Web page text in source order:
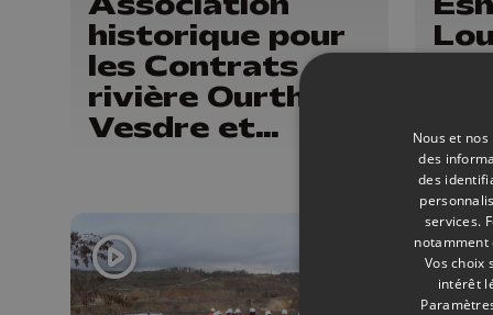
historique pour
les Contrats de
rivière Ourthe,
Vesdre et
Nous et
des
des
services.
notamment
Vos choix
intérêt